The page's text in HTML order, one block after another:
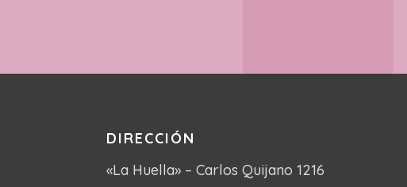
DIRECCIÓN
«La Huella» – Carlos Quijano 1216